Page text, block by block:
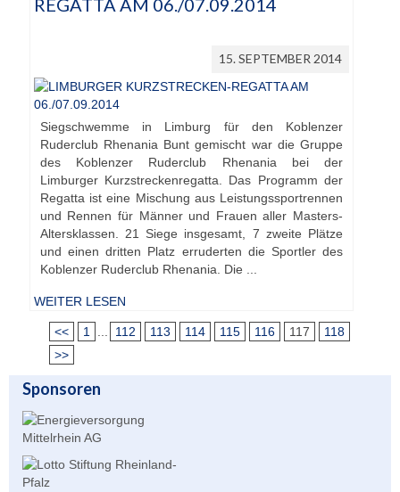
REGATTA AM 06./07.09.2014
15. SEPTEMBER 2014
Siegschwemme in Limburg für den Koblenzer
Ruderclub Rhenania Bunt gemischt war die Gruppe
des Koblenzer Ruderclub Rhenania bei der
Limburger Kurzstreckenregatta. Das Programm der
Regatta ist eine Mischung aus Leistungssportrennen
und Rennen für Männer und Frauen aller Masters-
Altersklassen. 21 Siege insgesamt, 7 zweite Plätze
und einen dritten Platz erruderten die Sportler des
Koblenzer Ruderclub Rhenania. Die ...
WEITER LESEN
<< 1 ... 112 113 114 115 116 117
118
>>
Sponsoren